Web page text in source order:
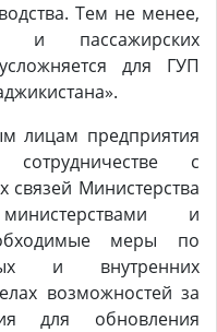
Тем не менее,
и пассажирских
для ГУП
лицам предприятия
с
Министерства
и
меры по
и внутренних
возможностей за
для обновления